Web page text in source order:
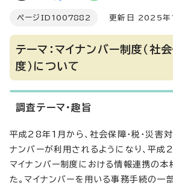
ページID 1007882 更新日 2025年
テーマ：マイナンバー制度（社
度）について
調査テーマ・趣旨
平成28年1月から、社会保障・税・災害
ナンバーが利用されるようになり、平
マイナンバー制度における情報連携の本
た。マイナンバーを用いる事務手続の一